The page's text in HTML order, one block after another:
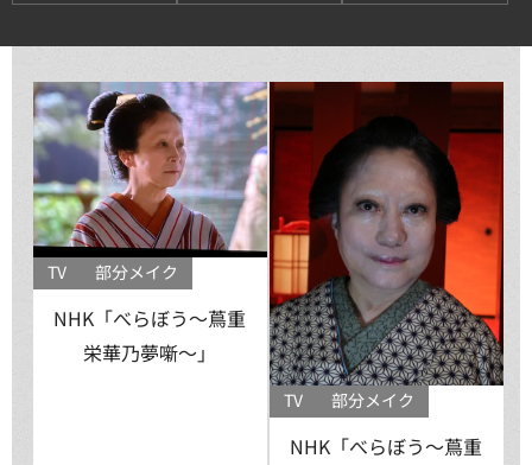
TV 部分メイク
NHK「べらぼう〜蔦重
栄華乃夢噺〜」
TV 部分メイク
NHK「べらぼう〜蔦重